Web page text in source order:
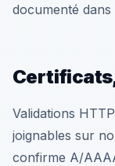
documenté dans
Validations
joignables sur
confirme A/